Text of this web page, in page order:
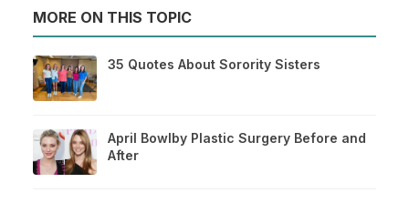
MORE ON THIS TOPIC
35 Quotes About Sorority Sisters
April Bowlby Plastic Surgery Before and
After